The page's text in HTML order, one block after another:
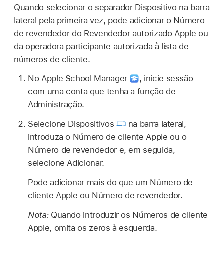
Quando selecionar o separador Dispositivo na barra
lateral pela primeira vez, pode adicionar o Número
de revendedor do Revendedor autorizado Apple ou
da operadora participante autorizada à lista de
números de cliente.
No Apple School Manager
, inicie sessão
com uma conta que tenha a função de
Administração.
Selecione Dispositivos
na barra lateral,
introduza o Número de cliente Apple ou o
Número de revendedor e, em seguida,
selecione Adicionar.
Pode adicionar mais do que um Número de
cliente Apple ou Número de revendedor.
Nota: Quando introduzir os Números de cliente
Apple, omita os zeros à esquerda.